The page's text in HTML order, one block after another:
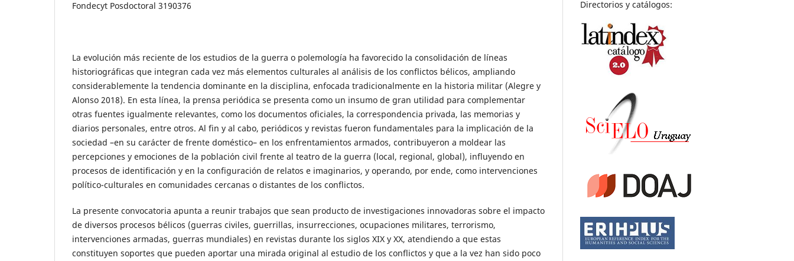
Fondecyt Posdoctoral 3190376
La evolución más reciente de los estudios de la guerra o polemología ha favorecido la consolidación de líneas
historiográficas que integran cada vez más elementos culturales al análisis de los conflictos bélicos, ampliando
considerablemente la tendencia dominante en la disciplina, enfocada tradicionalmente en la historia militar (Alegre y
Alonso 2018). En esta línea, la prensa periódica se presenta como un insumo de gran utilidad para complementar
otras fuentes igualmente relevantes, como los documentos oficiales, la correspondencia privada, las memorias y
diarios personales, entre otros. Al fin y al cabo, periódicos y revistas fueron fundamentales para la implicación de la
sociedad –en su carácter de frente doméstico– en los enfrentamientos armados, contribuyeron a moldear las
percepciones y emociones de la población civil frente al teatro de la guerra (local, regional, global), influyendo en
procesos de identificación y en la configuración de relatos e imaginarios, y operando, por ende, como intervenciones
político-culturales en comunidades cercanas o distantes de los conflictos.
La presente convocatoria apunta a reunir trabajos que sean producto de investigaciones innovadoras sobre el impacto
de diversos procesos bélicos (guerras civiles, guerrillas, insurrecciones, ocupaciones militares, terrorismo,
intervenciones armadas, guerras mundiales) en revistas durante los siglos XIX y XX, atendiendo a que estas
constituyen soportes que pueden aportar una mirada original al estudio de los conflictos y que a la vez han sido poco
Directorios y catálogos: